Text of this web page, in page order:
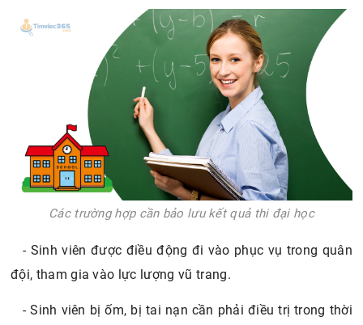
Các trường hợp cần bảo lưu kết quả thi đại học
- Sinh viên được điều động đi vào phục vụ trong quân
đội, tham gia vào lực lượng vũ trang.
- Sinh viên bị ốm, bị tai nạn cần phải điều trị trong thời